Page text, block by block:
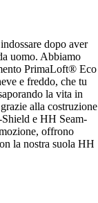
dopo aver
uomo. Abbiamo
PrimaLoft® Eco
e freddo, che tu
la vita in
alla costruzione
e HH Seam-
offrono
la nostra suola HH